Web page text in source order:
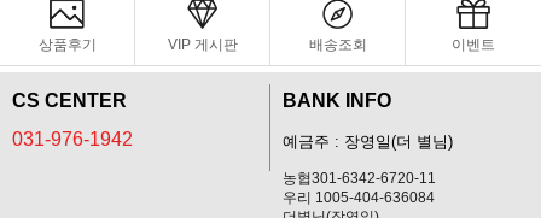
상품후기 VIP 게시판 배송조회 이벤트
CS CENTER
031-976-1942
BANK INFO
예금주 : 장영일(더 별님)
농협301-6342-6720-11
우리 1005-404-636084